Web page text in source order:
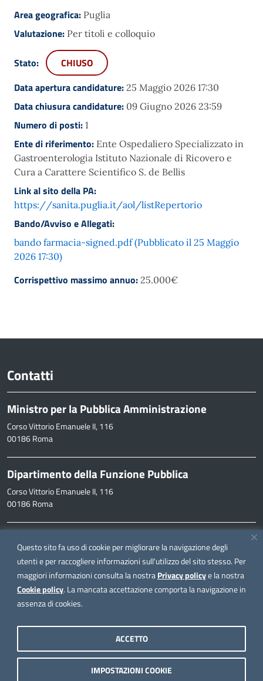
Questo sito fa uso di cookie per migliorare la navigazione degli
utenti e per raccogliere informazioni sull'utilizzo del sito stesso. Per
maggiori informazioni consulta la nostraPrivacy policye la nostra
Cookie policy. La mancata accettazione comporta la navigazione in
assenza di cookies.
IMPOSTAZIONI COOKIE
ACCETTO
Area geografica: Puglia
Valutazione: Per titoli e colloquio
Stato:
CHIUSO
Data apertura candidature: 25 Maggio 2026 17:30
Data chiusura candidature: 09 Giugno 2026 23:59
Numero di posti: 1
Ente di riferimento: Ente Ospedaliero Specializzato in
Gastroenterologia Istituto Nazionale di Ricovero e
Cura a Carattere Scientifico S. de Bellis
Link al sito della PA:
https://sanita.puglia.it/aol/listRepertorio
Bando/Avviso e Allegati:
bando farmacia-signed.pdf (Pubblicato il 25 Maggio
2026 17:30)
Corrispettivo massimo annuo: 25.000€
Contatti
Ministro per la Pubblica Amministrazione
Corso Vittorio Emanuele II, 116
00186 Roma
Dipartimento della Funzione Pubblica
Corso Vittorio Emanuele II, 116
00186 Roma
inpa@funzionepubblica.it
FAQ
FAQ – Domande e risposte
Seguici su